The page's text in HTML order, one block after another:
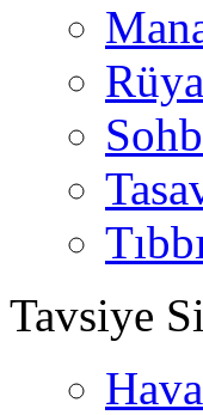
Tavsiye